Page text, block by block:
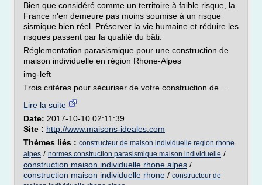
Bien que considéré comme un territoire à faible risque, la
France n'en demeure pas moins soumise à un risque
sismique bien réel. Préserver la vie humaine et réduire les
risques passent par la qualité du bâti.
Réglementation parasismique pour une construction de
maison individuelle en région Rhone-Alpes
img-left
Trois critères pour sécuriser de votre construction de...
Lire la suite
Date: 2017-10-10 02:11:39
Site : http://www.maisons-ideales.com
Thèmes liés : constructeur de maison individuelle region rhone
alpes / normes construction parasismique maison individuelle /
construction maison individuelle rhone alpes /
construction maison individuelle rhone / constructeur de